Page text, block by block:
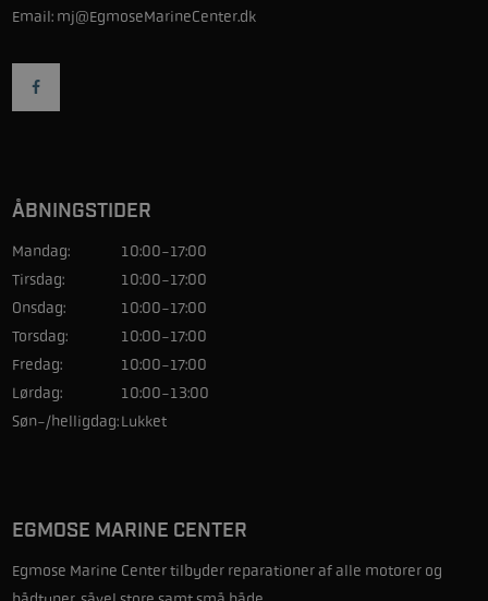
Email: mj@EgmoseMarineCenter.dk
ÅBNINGSTIDER
Mandag:
10:00-17:00
Tirsdag:
10:00-17:00
Onsdag:
10:00-17:00
Torsdag:
10:00-17:00
Fredag:
10:00-17:00
Lørdag:
10:00-13:00
Søn-/helligdag:Lukket
EGMOSE MARINE CENTER
Egmose Marine Center tilbyder reparationer af alle motorer og